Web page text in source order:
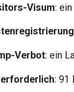
Visum:
Verbot: ein
erforderlich: 91